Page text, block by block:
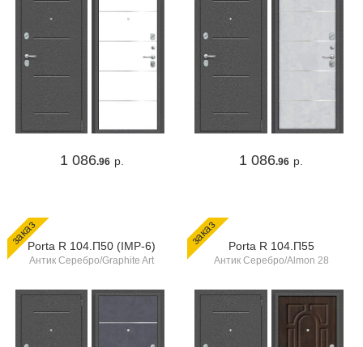
1 086.96 р. 1 086.96 р.
заказPorta R 104.П50 (IMP-6)
Антик Серебро/Graphite Art
заказ Porta R 104.П55
Антик Серебро/Almon 28